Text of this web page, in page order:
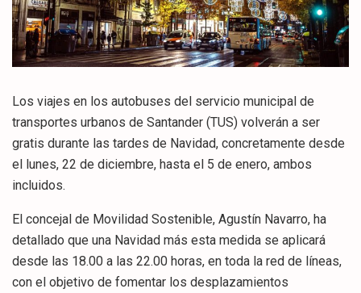
Los viajes en los autobuses del servicio municipal de
transportes urbanos de Santander (TUS) volverán a ser
gratis durante las tardes de Navidad, concretamente desde
el lunes, 22 de diciembre, hasta el 5 de enero, ambos
incluidos.
El concejal de Movilidad Sostenible, Agustín Navarro, ha
detallado que una Navidad más esta medida se aplicará
desde las 18.00 a las 22.00 horas, en toda la red de líneas,
con el objetivo de fomentar los desplazamientos